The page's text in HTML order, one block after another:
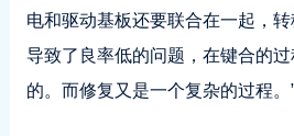
电和驱动基板还要联合在一起，
导致了良率低的问题，在键合的
的。而修复又是一个复杂的过程。